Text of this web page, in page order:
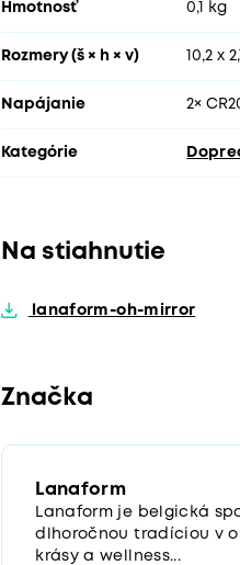
Hmotnosť 0,1 kg
Rozmery (š × h × v) 10,2 x
Napájanie 2×
Kategórie
Na stiahnutie
lanaform-oh-mirror
Značka
Lanaform
Lanaform je belgická
dlhoročnou tradíciou v
krásy a wellness...